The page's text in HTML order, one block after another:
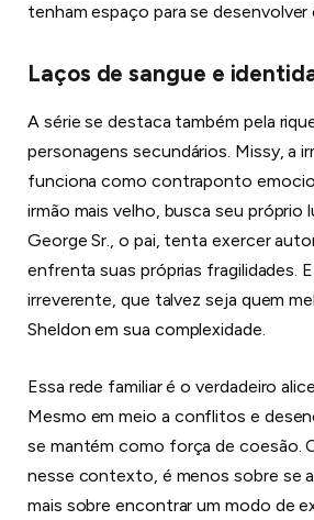
tenham espaço para se desenvolver
Laços de sangue e
A série se destaca também pela
personagens secundários. Missy, a
funciona como contraponto
irmão mais velho, busca seu próprio
George Sr., o pai, tenta exercer
enfrenta suas próprias fragilidades.
irreverente, que talvez seja quem
Sheldon em sua complexidade.
Essa rede familiar é o verdadeiro
Mesmo em meio a conflitos e
se mantém como força de coesão.
nesse contexto, é menos sobre se
mais sobre encontrar um modo de